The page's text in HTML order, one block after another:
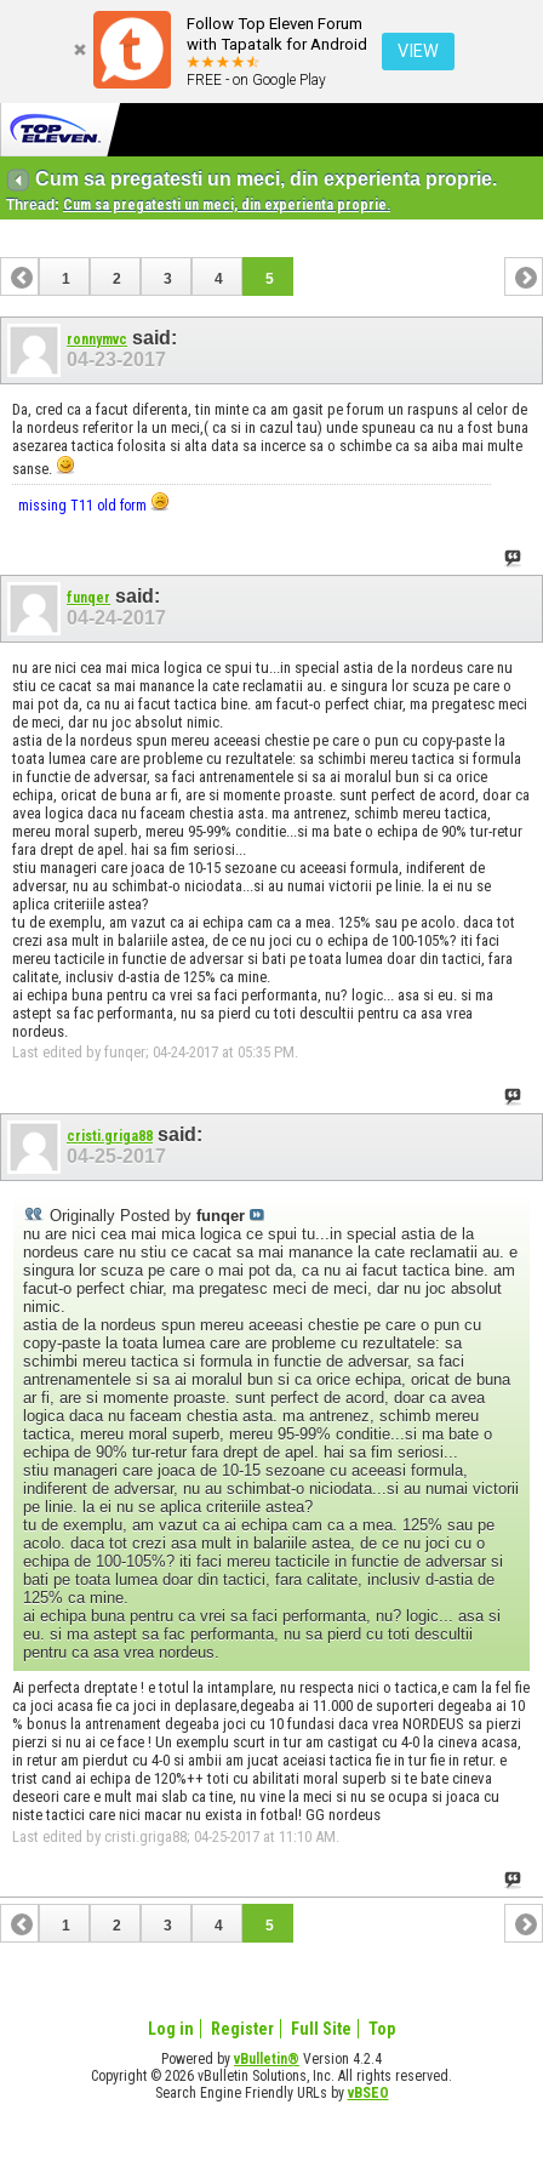
Follow Top Eleven Forum
with Tapatalk for Android
FREE - on Google Play
VIEW
Cum sa pregatesti un meci, din experienta proprie.
Thread: Cum sa pregatesti un meci, din experienta proprie.
1 2 3 4 5
ronnymvc said:
04-23-2017
Da, cred ca a facut diferenta, tin minte ca am gasit pe forum un raspuns al celor de
la nordeus referitor la un meci,( ca si in cazul tau) unde spuneau ca nu a fost buna
asezarea tactica folosita si alta data sa incerce sa o schimbe ca sa aiba mai multe
sanse.
missing T11 old form
funqer said:
04-24-2017
nu are nici cea mai mica logica ce spui tu...in special astia de la nordeus care nu
stiu ce cacat sa mai manance la cate reclamatii au. e singura lor scuza pe care o
mai pot da, ca nu ai facut tactica bine. am facut-o perfect chiar, ma pregatesc meci
de meci, dar nu joc absolut nimic.
astia de la nordeus spun mereu aceeasi chestie pe care o pun cu copy-paste la
toata lumea care are probleme cu rezultatele: sa schimbi mereu tactica si formula
in functie de adversar, sa faci antrenamentele si sa ai moralul bun si ca orice
echipa, oricat de buna ar fi, are si momente proaste. sunt perfect de acord, doar ca
avea logica daca nu faceam chestia asta. ma antrenez, schimb mereu tactica,
mereu moral superb, mereu 95-99% conditie...si ma bate o echipa de 90% tur-retur
fara drept de apel. hai sa fim seriosi...
stiu manageri care joaca de 10-15 sezoane cu aceeasi formula, indiferent de
adversar, nu au schimbat-o niciodata...si au numai victorii pe linie. la ei nu se
aplica criteriile astea?
tu de exemplu, am vazut ca ai echipa cam ca a mea. 125% sau pe acolo. daca tot
crezi asa mult in balariile astea, de ce nu joci cu o echipa de 100-105%? iti faci
mereu tacticile in functie de adversar si bati pe toata lumea doar din tactici, fara
calitate, inclusiv d-astia de 125% ca mine.
ai echipa buna pentru ca vrei sa faci performanta, nu? logic... asa si eu. si ma
astept sa fac performanta, nu sa pierd cu toti descultii pentru ca asa vrea
nordeus.
Last edited by funqer; 04-24-2017 at 05:35 PM.
cristi.griga88 said:
04-25-2017
Originally Posted by funqer
nu are nici cea mai mica logica ce spui tu...in special astia de la
nordeus care nu stiu ce cacat sa mai manance la cate reclamatii au. e
singura lor scuza pe care o mai pot da, ca nu ai facut tactica bine. am
facut-o perfect chiar, ma pregatesc meci de meci, dar nu joc absolut
nimic.
astia de la nordeus spun mereu aceeasi chestie pe care o pun cu
copy-paste la toata lumea care are probleme cu rezultatele: sa
schimbi mereu tactica si formula in functie de adversar, sa faci
antrenamentele si sa ai moralul bun si ca orice echipa, oricat de buna
ar fi, are si momente proaste. sunt perfect de acord, doar ca avea
logica daca nu faceam chestia asta. ma antrenez, schimb mereu
tactica, mereu moral superb, mereu 95-99% conditie...si ma bate o
echipa de 90% tur-retur fara drept de apel. hai sa fim seriosi...
stiu manageri care joaca de 10-15 sezoane cu aceeasi formula,
indiferent de adversar, nu au schimbat-o niciodata...si au numai victorii
pe linie. la ei nu se aplica criteriile astea?
tu de exemplu, am vazut ca ai echipa cam ca a mea. 125% sau pe
acolo. daca tot crezi asa mult in balariile astea, de ce nu joci cu o
echipa de 100-105%? iti faci mereu tacticile in functie de adversar si
bati pe toata lumea doar din tactici, fara calitate, inclusiv d-astia de
125% ca mine.
ai echipa buna pentru ca vrei sa faci performanta, nu? logic... asa si
eu. si ma astept sa fac performanta, nu sa pierd cu toti descultii
pentru ca asa vrea nordeus.
Ai perfecta dreptate ! e totul la intamplare, nu respecta nici o tactica,e cam la fel fie
ca joci acasa fie ca joci in deplasare,degeaba ai 11.000 de suporteri degeaba ai 10
% bonus la antrenament degeaba joci cu 10 fundasi daca vrea NORDEUS sa pierzi
pierzi si nu ai ce face ! Un exemplu scurt in tur am castigat cu 4-0 la cineva acasa,
in retur am pierdut cu 4-0 si ambii am jucat aceiasi tactica fie in tur fie in retur. e
trist cand ai echipa de 120%++ toti cu abilitati moral superb si te bate cineva
deseori care e mult mai slab ca tine, nu vine la meci si nu se ocupa si joaca cu
niste tactici care nici macar nu exista in fotbal! GG nordeus
Last edited by cristi.griga88; 04-25-2017 at 11:10 AM
1 2 3 4 5
Log in Register Full Site Top
Powered byvBulletin® Version 4.2.4
Copyright © 2026 vBulletin Solutions, Inc. All rights reserved.
Search Engine Friendly URLs byvBSEO